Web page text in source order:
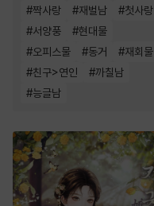
#짝사랑 #재벌남 #첫사랑
#서양풍 #현대물
#오피스물 #동거 #재회물
#친구>연인 #까칠남
#능글남